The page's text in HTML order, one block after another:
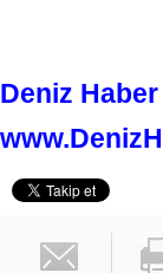
Deniz Haber